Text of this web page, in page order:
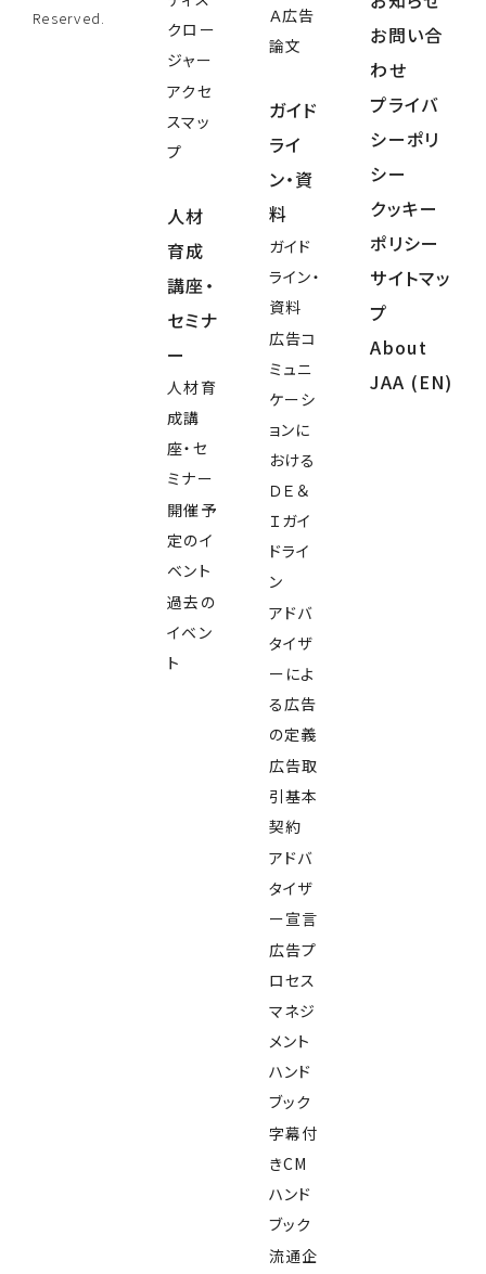
Reserved.
クロー
ジャー
アクセ
スマッ
プ
人材
育成
講座・
セミナ
ー
人材育
成講
座・セ
ミナー
開催予
定のイ
ベント
過去の
イベン
ト
Ａ広告
論文
ガイド
ライ
ン・資
料
ガイド
ライン・
資料
広告コ
ミュニ
ケーシ
ョンに
おける
ＤＥ＆
Ｉガイ
ドライ
ン
アドバ
タイザ
ーによ
る広告
の定義
広告取
引基本
契約
アドバ
タイザ
ー宣言
広告プ
ロセス
マネジ
メント
ハンド
ブック
字幕付
きCM
ハンド
ブック
流通企
お問い合
わせ
プライバ
シーポリ
シー
クッキー
ポリシー
サイトマッ
プ
About
JAA (EN)